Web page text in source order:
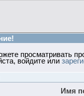
просматривать
войдите или
Имя